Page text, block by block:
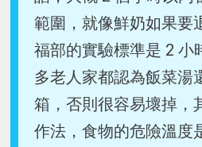
範圍，就像鮮奶如果要
福部的實驗標準是 2 小
多老人家都認為飯菜湯
箱，否則很容易壞掉，
作法，食物的危險溫度